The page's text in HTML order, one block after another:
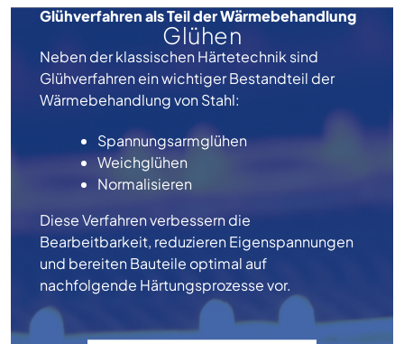
Glühen
Glühverfahren als Teil der Wärmebehandlung
Neben der klassischen Härtetechnik sind
Glühverfahren ein wichtiger Bestandteil der
Wärmebehandlung von Stahl:
Spannungsarmglühen
Weichglühen
Normalisieren
Diese Verfahren verbessern die
Bearbeitbarkeit, reduzieren Eigenspannungen
und bereiten Bauteile optimal auf
nachfolgende Härtungsprozesse vor.